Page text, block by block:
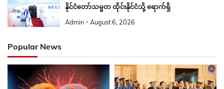
နိုင်ငံတော်သမ္မတ ထိုင်းနိုင်ငံသို့ ရောက်ရှိ
Admin August 6, 2026
Popular News